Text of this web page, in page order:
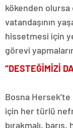
kökenden
vatandaşının
hissetmesi için
görevi
“DESTEĞİMİZİ
Bosna Hersek’te
için her türlü
bırakmalı,